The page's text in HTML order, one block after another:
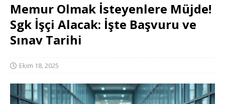
Memur Olmak İsteyenlere Müjde!
Sgk İşçi Alacak: İşte Başvuru ve
Sınav Tarihi
Ekim 18, 2025